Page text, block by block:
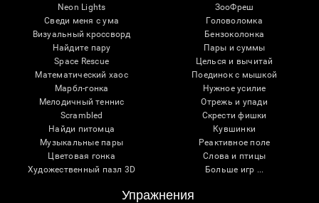
Neon Lights
Сведи меня с ума
Визуальный кроссворд
Найдите пару
Space Rescue
Математический хаос
Марбл-гонка
Мелодичный теннис
Scrambled
Найди питомца
Музыкальные пары
Цветовая гонка
Художественный пазл 3D
ЗооФреш
Головоломка
Бензоколонка
Пары и суммы
Целься и вычитай
Поединок с мышкой
Нужное усилие
Отрежь и упади
Скрести фишки
Кувшинки
Реактивное поле
Слова и птицы
Больше игр ...
Упражнения